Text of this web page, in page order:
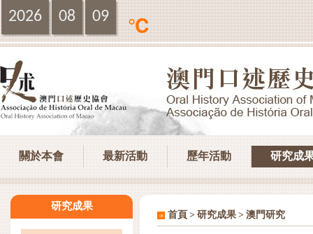
2026 08 09
℃
關於本會 最新活動 歷年活動 研究成
研究成果
首頁 > 研究成果 > 澳門研究